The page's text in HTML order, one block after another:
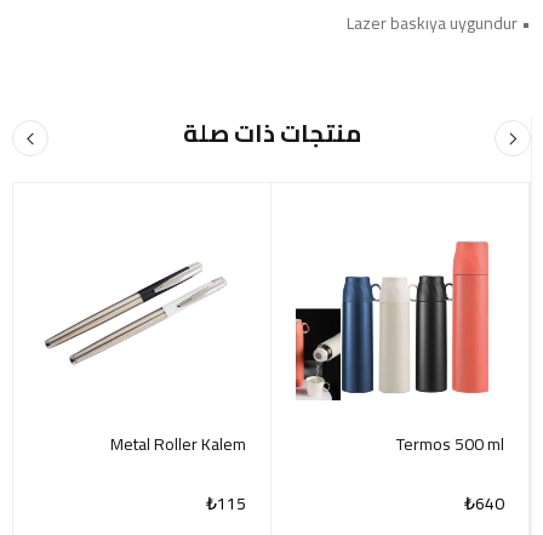
• Lazer baskıya uygundur
منتجات ذات صلة
Termos 500 ml
₺640
Metal Roller Kalem
₺115